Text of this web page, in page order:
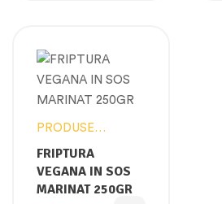
PRODUSE
VEGANE
FRIPTURA
VEGANA IN SOS
MARINAT 250GR